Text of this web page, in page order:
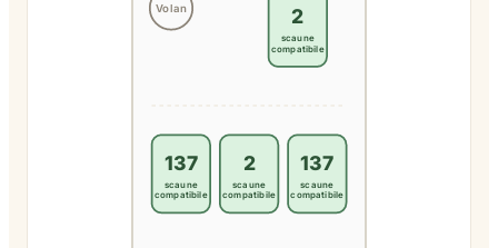
Volan 2
scaune
compatibile
137
scaune
compatibile
2
scaune
compatibile
137
scaune
compatibile